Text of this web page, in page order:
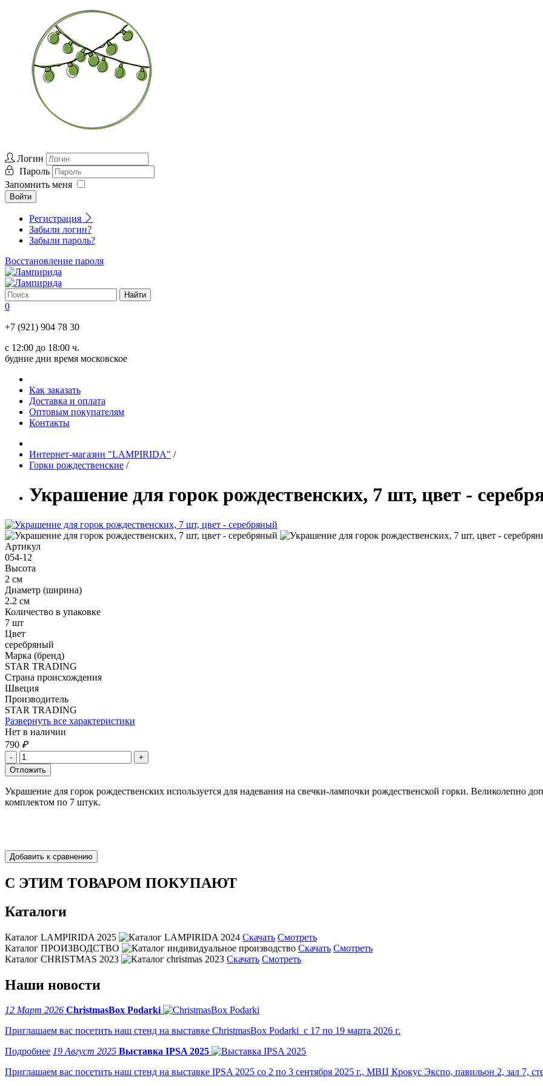
Логин
Пароль
Запомнить меня
Войти
Регистрация
Забыли логин?
Забыли пароль?
Восстановление пароля
0
+7 (921) 904 78 30
с 12:00 до 18:00 ч.
будние дни время московское
Как заказать
Доставка и оплата
Оптовым покупателям
Контакты
Интернет-магазин "LAMPIRIDA" /
Горки рождественские /
Украшение для горок рождественских, 7 шт, цвет -
Артикул
054-12
Высота
2 см
Диаметр (ширина)
2.2 см
Количество в упаковке
7 шт
Цвет
серебряный
Марка (бренд)
STAR TRADING
Страна происхождения
Швеция
Производитель
STAR TRADING
Развернуть все характеристики
Нет в наличии
790 ₽
Украшение для горок рождественских используется для надевания на свечки-лампочки рождественской горки. Великолепно
комплектом по 7 штук.
С ЭТИМ ТОВАРОМ ПОКУПАЮТ
Каталоги
Каталог LAMPIRIDA 2025 Скачать Смотреть
Каталог ПРОИЗВОДСТВО
Скачать Смотреть
Каталог CHRISTMAS 2023
Скачать Смотреть
Наши новости
12 Март 2026 ChristmasBox Podarki
Приглашаем вас посетить наш стенд на выставке ChristmasBox Podarki с 17 по 19 марта 2026 г.
19 Август 2025 Выставка IPSA 2025
Приглашаем вас посетить наш стенд на выставке IPSA 2025 со 2 по 3 сентября 2025 г., МВЦ Крокус Экспо, павильон 2, зал 7,